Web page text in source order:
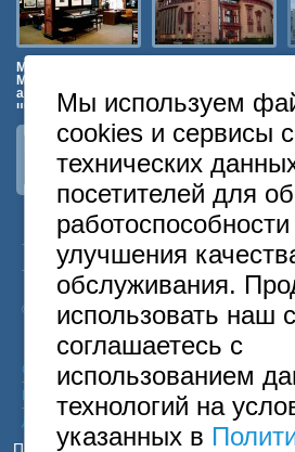
Музей истории
Московской
архитектурной
школы
Наша группа
Москва
Санкт-Петербург
Бесплатный
+7 495 646-74-40
+7 812
418-22-18
8 800 222-58-32
© 2015 Hostels of Moscow. Все права защищены.
Согласие на обработку персональных
Политика конфиденциальности
Договор оферты
Мы используем
cookies и сервисы
технических
посетителей для
улучшения
обслуживания.
использовать наш
соглашаетесь с
использованием
технологий на
указанных в